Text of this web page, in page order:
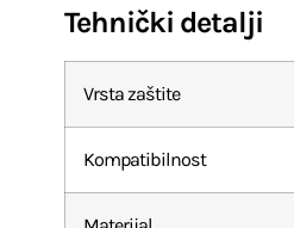
Tehnički detalji
Vrsta zaštite
Kompatibilnost